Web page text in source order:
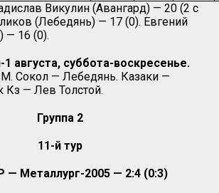
Викулин (Авангард) — 20 (2 с
(Лебедянь) — 17 (0). Евгений
— 16 (0).
августа, суббота-воскресенье.
Сокол — Лебедянь. Казаки —
Кз — Лев Толстой.
Группа 2
11-й тур
— Металлург-2005 — 2:4 (0:3)